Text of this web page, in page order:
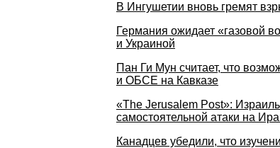
В Ингушетии вновь гремят
Германия ожидает «газовой
и Украиной
Пан Ги Мун считает, что
и ОБСЕ на Кавказе
«The Jerusalem Post»: Израиль
самостоятельной атаки на
Канадцев убедили, что